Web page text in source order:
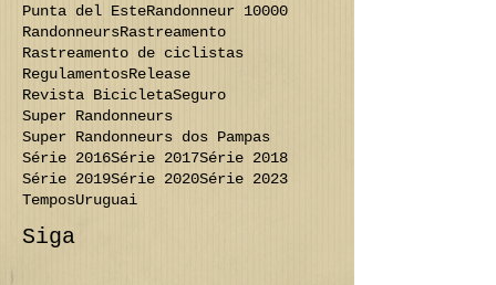
Punta del EsteRandonneur 10000
RandonneursRastreamento
Rastreamento de ciclistas
RegulamentosRelease
Revista BicicletaSeguro
Super Randonneurs
Super Randonneurs dos Pampas
Série 2016Série 2017Série 2018
Série 2019Série 2020Série 2023
TemposUruguai
Siga